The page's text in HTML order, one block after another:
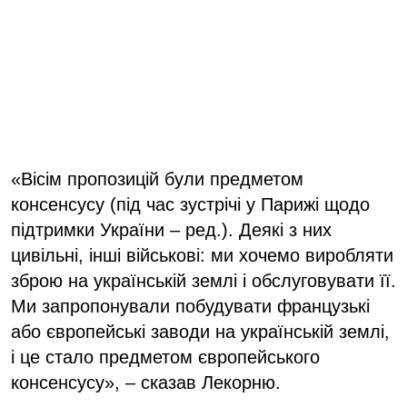
«Вісім пропозицій були предметом
консенсусу (під час зустрічі у Парижі щодо
підтримки України – ред.). Деякі з них
цивільні, інші військові: ми хочемо виробляти
зброю на українській землі і обслуговувати її.
Ми запропонували побудувати французькі
або європейські заводи на українській землі,
і це стало предметом європейського
консенсусу», – сказав Лекорню.